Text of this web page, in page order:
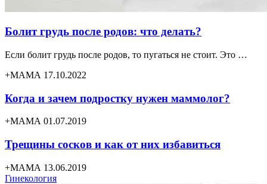
Болит грудь после родов: что делать?
Если болит грудь после родов, то пугаться не стоит. Это …
+МАМА 17.10.2022
Когда и зачем подростку нужен маммолог?
+МАМА 01.07.2019
Трещины сосков и как от них избавиться
+МАМА 13.06.2019
Гинекология